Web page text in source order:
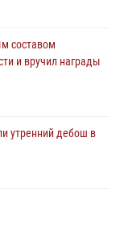
составом
и вручил награды
утренний дебош в